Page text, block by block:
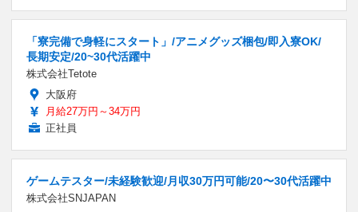
「寮完備で身軽にスタート」/アニメグッズ梱包/即入寮OK/
長期安定/20~30代活躍中
株式会社Tetote
大阪府
月給27万円～34万円
正社員
ゲームテスター/未経験歓迎/月収30万円可能/20〜30代活躍中
株式会社SNJAPAN